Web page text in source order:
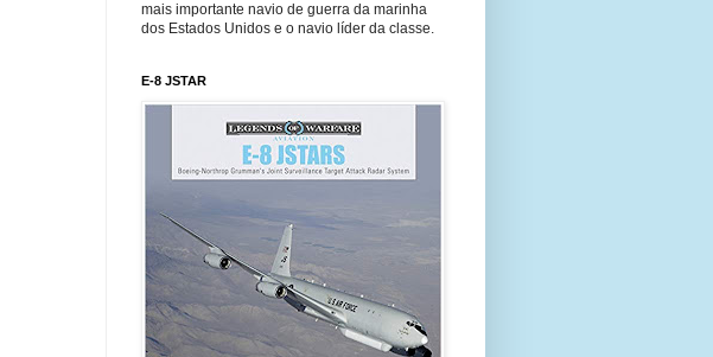
mais importante navio de guerra da marinha
dos Estados Unidos e o navio líder da classe.
E-8 JSTAR